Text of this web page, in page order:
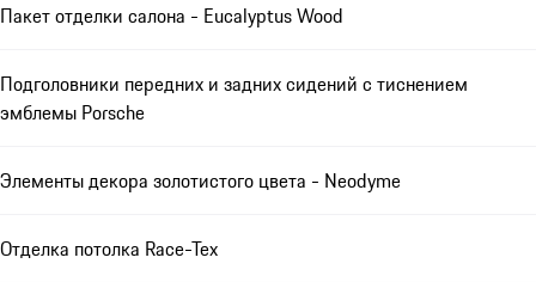
Пакет отделки салона - Eucalyptus Wood
Подголовники передних и задних сидений с тиснением
эмблемы Porsche
Элементы декора золотистого цвета - Neodyme
Отделка потолка Race-Tex